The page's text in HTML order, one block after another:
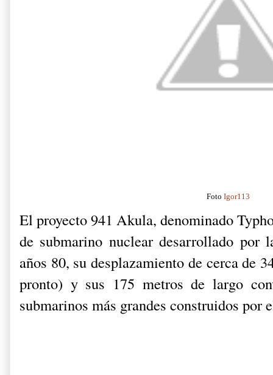
FotoIgor113
El proyecto 941 Akula, denominado
de submarino nuclear desarrollado por
años 80, su desplazamiento de cerca de
pronto) y sus 175 metros de largo
submarinos más grandes construidos por